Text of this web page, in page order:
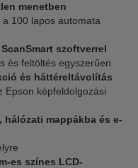
menetben
100 lapos automata
szoftverrel
és feltöltés egyszerűen
és háttéreltávolítás
Epson képfeldolgozási
mappákba és e-
es színes LCD-